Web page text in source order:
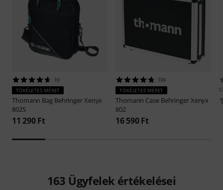
10
TÖKÉLETES MÉRET
Thomann Bag Behringer Xenyx
802S
11 290 Ft
104
TÖKÉLETES MÉRET
Thomann Case Behringer Xenyx
802
16 590 Ft
163 Ügyfelek értékelései